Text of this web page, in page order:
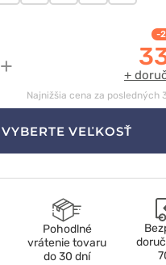
+
-
+
Najnižšia cena za posledných
VYBERTE VEĽKOSŤ
Pohodlné
vrátenie tovaru
do 30 dní